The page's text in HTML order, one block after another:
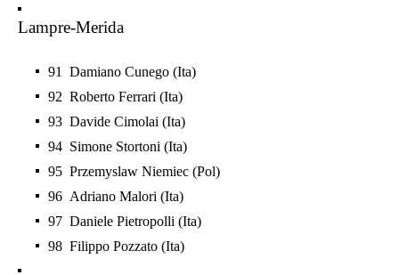
Lampre-Merida
91 Damiano Cunego (Ita)
92 Roberto Ferrari (Ita)
93 Davide Cimolai (Ita)
94 Simone Stortoni (Ita)
95 Przemyslaw Niemiec (Pol)
96 Adriano Malori (Ita)
97 Daniele Pietropolli (Ita)
98 Filippo Pozzato (Ita)